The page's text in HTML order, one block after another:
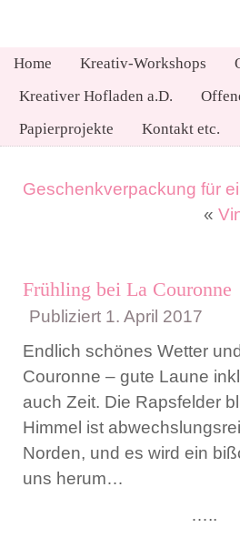
Home Kreativ-Workshops
Kreativer Hofladen a.D.
Papierprojekte
Kontakt etc.
Geschenkverpackung für
«
Frühling bei La Couronne
Publiziert 1. April 2017
Endlich schönes Wetter
Couronne – gute Laune
auch Zeit. Die Rapsfelder
Himmel ist
Norden, und es wird ein
uns herum…
…..